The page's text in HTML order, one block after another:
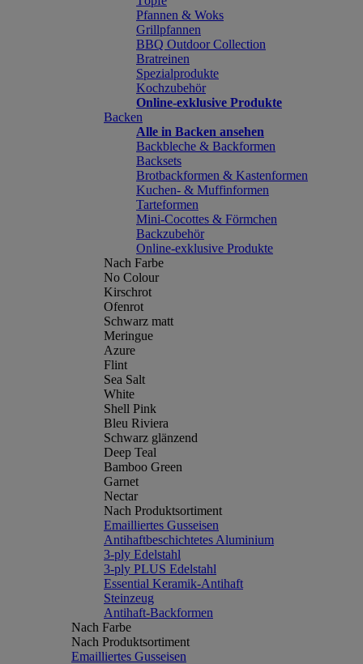
Pfannen & Woks
Grillpfannen
BBQ Outdoor Collection
Bratreinen
Spezialprodukte
Kochzubehör
Online-exklusive Produkte
Backen
Alle in Backen ansehen
Backbleche & Backformen
Backsets
Brotbackformen & Kastenformen
Kuchen- & Muffinformen
Tarteformen
Mini-Cocottes & Förmchen
Backzubehör
Online-exklusive Produkte
Nach Farbe
No Colour
Kirschrot
Ofenrot
Schwarz matt
Meringue
Azure
Flint
Sea Salt
White
Shell Pink
Bleu Riviera
Schwarz glänzend
Deep Teal
Bamboo Green
Garnet
Nectar
Nach Produktsortiment
Emailliertes Gusseisen
Antihaftbeschichtetes Aluminium
3-ply Edelstahl
3-ply PLUS Edelstahl
Essential Keramik-Antihaft
Steinzeug
Antihaft-Backformen
Nach Farbe
Nach Produktsortiment
Emailliertes Gusseisen